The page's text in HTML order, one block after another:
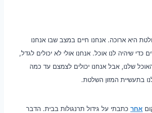
היא ארוכה. אנחנו חיים במצב שבו אנחנו
כדי שיהיה לנו אוכל. אנחנו אולי לא יכולים לגדל,
שלנו, אבל אנחנו יכולים לצמצם עד כמה
בתעשיית המזון השלטת.
אחר כתבתי על גידול תרנגולות בבית. הדבר